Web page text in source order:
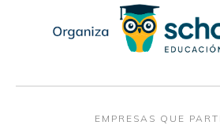
EMPRESAS QUE